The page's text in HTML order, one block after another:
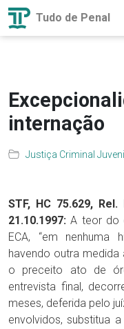
Tudo de Penal
internação
Justiça Criminal Juvenil
STF, HC 75.629,
21.10.1997: A teor do
ECA, “em nenhuma
havendo outra medida
o preceito ato de
entrevista final,
meses, deferida pelo
envolvidos, substitua